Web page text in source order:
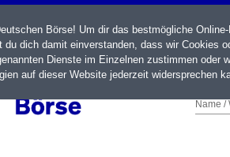
LIVE
Name /
Börse! Um dir das bestmögliche
dich damit einverstanden, dass wir Cookies
Dienste im Einzelnen zustimmen oder
auf dieser Website jederzeit widersprechen